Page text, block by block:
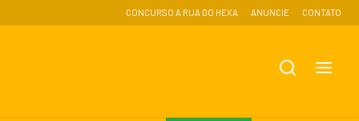
CONCURSO A RUA DO HEXA ANUNCIE CONTATO